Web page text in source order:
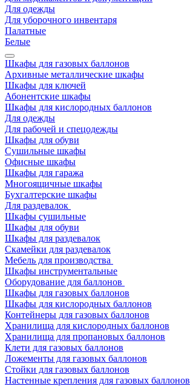
Для одежды
Для уборочного инвентаря
Палатные
Белые
Шкафы для газовых баллонов
Архивные металлические шкафы
Шкафы для ключей
Абонентские шкафы
Шкафы для кислородных баллонов
Для одежды
Для рабочей и спецодежды
Шкафы для обуви
Сушильные шкафы
Офисные шкафы
Шкафы для гаража
Многоящичные шкафы
Бухгалтерские шкафы
Для раздевалок
Шкафы сушильные
Шкафы для обуви
Шкафы для раздевалок
Скамейки для раздевалок
Мебель для производства
Шкафы инструментальные
Оборудование для баллонов
Шкафы для газовых баллонов
Шкафы для кислородных баллонов
Контейнеры для газовых баллонов
Хранилища для кислородных баллонов
Хранилища для пропановых баллонов
Клети для газовых баллонов
Ложементы для газовых баллонов
Стойки для газовых баллонов
Настенные крепления для газовых баллонов